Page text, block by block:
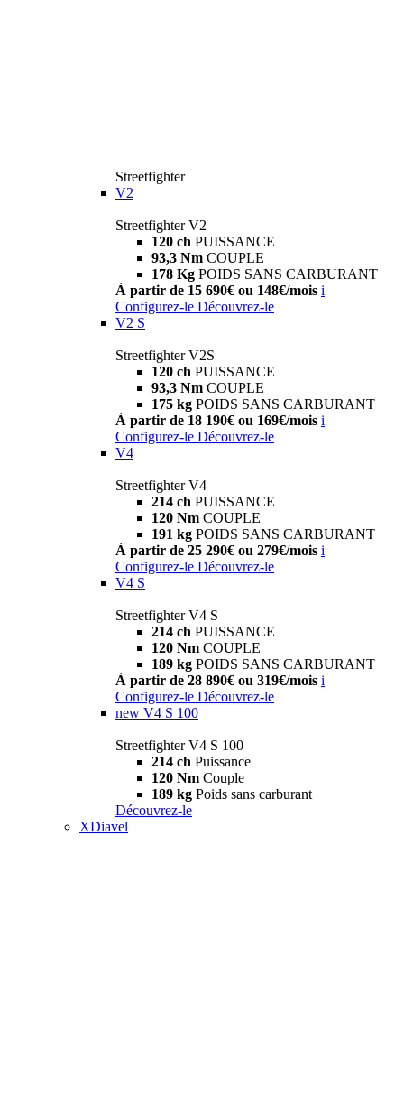
Streetfighter
V2
Streetfighter V2
120 ch PUISSANCE
93,3 Nm COUPLE
178 Kg POIDS SANS CARBURANT
À partir de 15 690€ ou 148€/mois i
Configurez-le Découvrez-le
V2 S
Streetfighter V2S
120 ch PUISSANCE
93,3 Nm COUPLE
175 kg POIDS SANS CARBURANT
À partir de 18 190€ ou 169€/mois i
Configurez-le Découvrez-le
V4
Streetfighter V4
214 ch PUISSANCE
120 Nm COUPLE
191 kg POIDS SANS CARBURANT
À partir de 25 290€ ou 279€/mois i
Configurez-le Découvrez-le
V4 S
Streetfighter V4 S
214 ch PUISSANCE
120 Nm COUPLE
189 kg POIDS SANS CARBURANT
À partir de 28 890€ ou 319€/mois i
Configurez-le Découvrez-le
new V4 S 100
Streetfighter V4 S 100
214 ch Puissance
120 Nm Couple
189 kg Poids sans carburant
Découvrez-le
XDiavel